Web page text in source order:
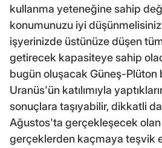
kullanma yeteneğine sahip
konumunuzu iyi
işyerinizde üstünüze düşen
getirecek kapasiteye sahip
bugün oluşacak Güneş-Plüton
Uranüs'ün katılımıyla
sonuçlara taşıyabilir, dikkatli
Ağustos'ta gerçekleşecek olan
gerçeklerden kaçmaya teşvik